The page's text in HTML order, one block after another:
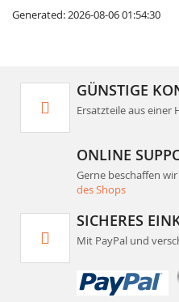
Generated: 2026-08-06 01:54:30
GÜNSTIGE
Ersatzteile aus
ONLINE
Gerne beschaffen
des Shops
SICHERES
Mit PayPal und